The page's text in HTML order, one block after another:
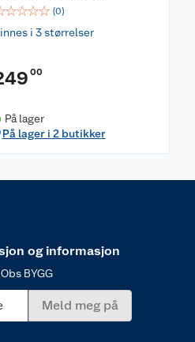
☆☆☆☆ (0)
i 3 størrelser
00
På lager
På lager i 2 butikker
og informasjon
BYGG
Meld meg på